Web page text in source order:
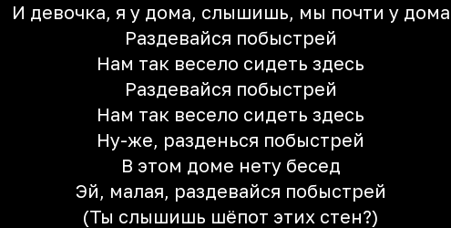
И девочка, я у дома, слышишь, мы почти у дома
Раздевайся побыстрей
Нам так весело сидеть здесь
Раздевайся побыстрей
Нам так весело сидеть здесь
Ну-же, разденься побыстрей
В этом доме нету бесед
Эй, малая, раздевайся побыстрей
(Ты слышишь шёпот этих стен?)